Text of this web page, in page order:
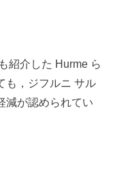
紹介した Hurme ら
も，ジフルニ サル
減が認められてい